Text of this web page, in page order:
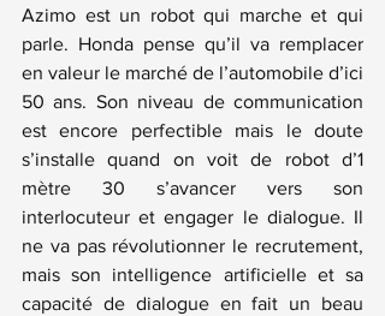
Azimo est un robot qui marche et qui
parle. Honda pense qu’il va remplacer
en valeur le marché de l’automobile d’ici
50 ans. Son niveau de communication
est encore perfectible mais le doute
s’installe quand on voit de robot d’1
mètre 30 s’avancer vers son
interlocuteur et engager le dialogue. Il
ne va pas révolutionner le recrutement,
mais son intelligence artificielle et sa
capacité de dialogue en fait un beau